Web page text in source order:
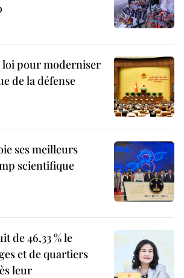
loi pour moderniser
de la défense
ses meilleurs
scientifique
de 46,33 % le
et de quartiers
leur